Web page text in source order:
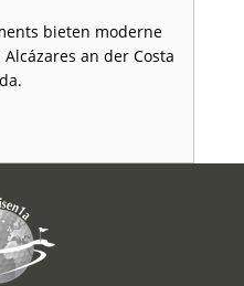
bieten moderne
an der Costa